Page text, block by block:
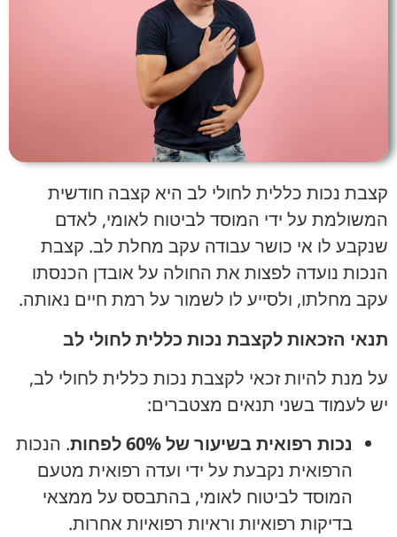
קצבת נכות כללית לחולי לב היא קצבה חודשית
המשולמת על ידי המוסד לביטוח לאומי, לאדם
שנקבע לו אי כושר עבודה עקב מחלת לב. קצבת
הנכות נועדה לפצות את החולה על אובדן הכנסתו
עקב מחלתו, ולסייע לו לשמור על רמת חיים נאותה.
תנאי הזכאות לקצבת נכות כללית לחולי לב
על מנת להיות זכאי לקצבת נכות כללית לחולי לב,
יש לעמוד בשני תנאים מצטברים:
נכות רפואית בשיעור של 60% לפחות
. הנכות
הרפואית נקבעת על ידי ועדה רפואית מטעם
המוסד לביטוח לאומי, בהתבסס על ממצאי
בדיקות רפואיות וראיות רפואיות אחרות.
הוסף קו תחתון לקישורים
לאפס
כל
האפשרויות
cached